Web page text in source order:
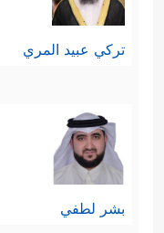
تركي عبيد المري
بشر لطفي